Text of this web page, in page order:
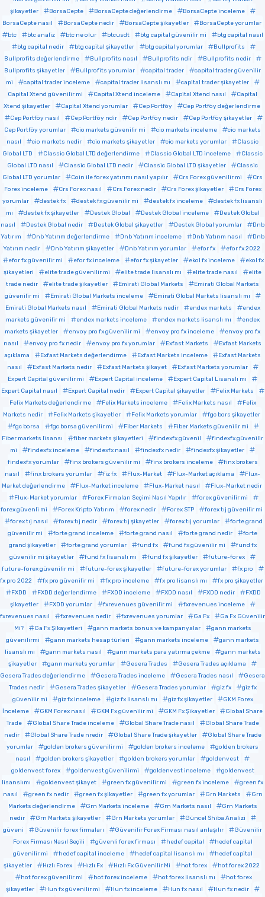
şikayetler
BorsaCepte BorsaCepte değerlendirme
BorsaCepte inceleme
BorsaCepte nasıl
BorsaCepte nedir BorsaCepte şikayetler
BorsaCepte yorumlar
btc
btc analiz btc ne olur btcusdt btg capital güvenilir mi
btg capital nasıl
btg capital nedir
btg capital şikayetler btg capital yorumlar
Bullprofits
Bullprofits değerlendirme
Bullprofits nasıl Bullprofits ndir
Bullprofits nedir
Bullprofits şikayetler
Bullprofits yorumlar capital trader
capital trader güvenilir
mi
capital trader inceleme capital trader lisanslı mı
capital trader şikayetler
Capital Xtend güvenilir mi
Capital Xtend inceleme Capital Xtend nasıl
Capital
Xtend şikayetler
Capital Xtend yorumlar Cep Portföy
Cep Portföy değerlendirme
Cep Portföy nasıl
Cep Portföy ndir Cep Portföy nedir
Cep Portföy şikayetler
Cep Portföy yorumlar
cio markets güvenilir mi cio markets inceleme
cio markets
nasıl
cio markets nedir cio markets şikayetler cio markets yorumlar
Classic
Global LTD
Classic Global LTD değerlendirme Classic Global LTD inceleme
Classic
Global LTD nasıl
Classic Global LTD nedir Classic Global LTD şikayetler
Classic
Global LTD yorumlar
Coin ile forex yatırımı nasıl yapılır Crs Forex güvenilir mi
Crs
Forex inceleme
Crs Forex nasıl Crs Forex nedir Crs Forex şikayetler
Crs Forex
yorumlar
destek fx destek fx güvenilir mi destek fx inceleme
destek fx lisanslı
mı
destek fx şikayetler Destek Global Destek Global inceleme
Destek Global
nasıl
Destek Global nedir Destek Global şikayetler Destek Global yorumlar
Dnb
Yatırım
Dnb Yatırım değerlendirme Dnb Yatırım inceleme Dnb Yatırım nasıl
Dnb
Yatırım nedir
Dnb Yatırım şikayetler Dnb Yatırım yorumlar efor fx
efor fx 2022
efor fx güvenilir mi
efor fx inceleme efor fx şikayetler ekol fx inceleme
ekol fx
şikayetleri
elite trade güvenilir mi elite trade lisanslı mı elite trade nasıl
elite
trade nedir
elite trade şikayetler Emirati Global Markets
Emirati Global Markets
güvenilir mi
Emirati Global Markets inceleme
Emirati Global Markets lisanslı mı
Emirati Global Markets nasıl
Emirati Global Markets nedir endex markets
endex
markets güvenilir mi
endex markets inceleme endex markets lisanslı mı
endex
markets şikayetler
envoy pro fx güvenilir mi envoy pro fx inceleme
envoy pro fx
nasıl
envoy pro fx nedir envoy pro fx yorumlar Exfast Markets
Exfast Markets
açıklama
Exfast Markets değerlendirme Exfast Markets inceleme
Exfast Markets
nasıl
Exfast Markets nedir Exfast Markets şikayet
Exfast Markets yorumlar
Expert Capital güvenilir mi
Expert Capital inceleme
Expert Capital Lisanslı mı
Expert Capital nasıl
Expert Capital nedir Expert Capital şikayetler
Felix Markets
Felix Markets değerlendirme
Felix Markets inceleme Felix Markets nasıl
Felix
Markets nedir
Felix Markets şikayetler Felix Markets yorumlar
fgc bors şikayetler
fgc borsa
fgc borsa güvenilir mi Fiber Markets
Fiber Markets güvenilir mi
Fiber markets lisansı
fiber markets şikayetleri findexfx güvenil
findexfx güvenilir
mi
findexfx inceleme findexfx nasıl findexfx nedir
findexfx şikayetler
findexfx yorumlar
finx brokers güvenilir mi finx brokers inceleme
finx brokers
nasıl
finx brokers yorumlar fiz fx Flux-Market Flux-Market açıklama
Flux-
Market değerlendirme
Flux-Market inceleme Flux-Market nasıl
Flux-Market nedir
Flux-Market yorumlar
Forex Firmaları Seçimi Nasıl Yapılır
forex güvenilir mi
forex güvenli mi
Forex Kripto Yatırım forex nedir Forex STP
forex tıj güvenilir mi
forex tıj nasıl
forex tıj nedir forex tıj şikayetler forex tıj yorumlar
forte grand
güvenilir mi
forte grand inceleme forte grand nasıl forte grand nedir
forte
grand şikayetler
forte grand yorumlar fund fx fund fx güvenilir mi
fund fx
güvenilir mi şikayetler
fund fx lisanslı mı fund fx şikayetler
future-forex
future-forex güvenilir mi
future-forex şikayetler future-forex yorumlar
fx pro
fx pro 2022
fx pro güvenilir mi fx pro inceleme fx pro lisanslı mı
fx pro şikayetler
FXDD
FXDD değerlendirme FXDD inceleme FXDD nasıl FXDD nedir
FXDD
şikayetler
FXDD yorumlar fxrevenues güvenilir mi
fxrevenues inceleme
fxrevenues nasıl
fxrevenues nedir fxrevenues yorumlar Ga Fx
Ga Fx Güvenilir
Mi?
Ga Fx Şikayetleri gann markets bonus ve kampanyalar
gann markets
güvenilirmi
gann markets hesap türleri gann markets inceleme
gann markets
lisanslı mı
gann markets nasıl gann markets para yatırma çekme
gann markets
şikayetler
gann markets yorumlar Gesera Trades
Gesera Trades açıklama
Gesera Trades değerlendirme
Gesera Trades inceleme Gesera Trades nasıl
Gesera
Trades nedir
Gesera Trades şikayetler Gesera Trades yorumlar giz fx
giz fx
güvenilir mi
giz fx inceleme giz fx lisanslı mı giz fx şikayetler
GKM Forex
İnceleme
GKM Forex nasıl GKM Fx güvenilir mi GKM Fx Şikayetler
Global Share
Trade
Global Share Trade inceleme Global Share Trade nasıl
Global Share Trade
nedir
Global Share Trade nredir Global Share Trade şikayetler
Global Share Trade
yorumlar
golden brokers güvenilir mi golden brokers inceleme
golden brokers
nasıl
golden brokers şikayetler golden brokers yorumlar
goldenvest
goldenvest forex
goldenvest güvenilirmi goldenvest inceleme
goldenvest
lisanslımı
goldenvest şikayet green fx güvenilir mi green fx inceleme
green fx
nasıl
green fx nedir green fx şikayetler green fx yorumlar Grn Markets
Grn
Markets değerlendirme
Grn Markets inceleme Grn Markets nasıl
Grn Markets
nedir
Grn Markets şikayetler Grn Markets yorumlar
Güncel Shiba Analizi
güveni
Güvenilir forex firmaları Güvenilir Forex Firması nasıl anlaşılır
Güvenilir
Forex Firması Nasıl Seçili
güvenli forex firması hedef capital
hedef capital
güvenilir mi
hedef capital inceleme hedef capital lisanslı mı
hedef capital
şikayetler
Hızlı Forex Hızlı Fx Hızlı Fx Güvenilir Mi hot forex
hot forex 2022
hot forex güvenilir mi
hot forex inceleme hot forex lisanslı mı
hot forex
şikayetler
Hun fx güvenilir mi Hun fx inceleme Hun fx nasıl
Hun fx nedir